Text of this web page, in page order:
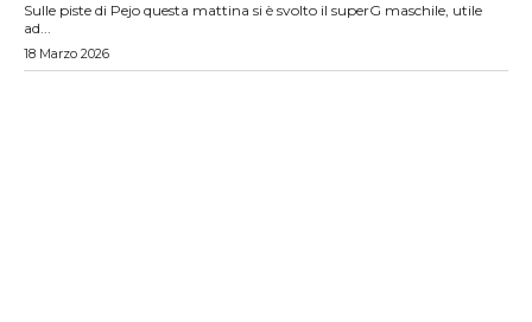
Sulle piste di Pejo questa mattina si è svolto il superG maschile, utile
ad...
18 Marzo 2026